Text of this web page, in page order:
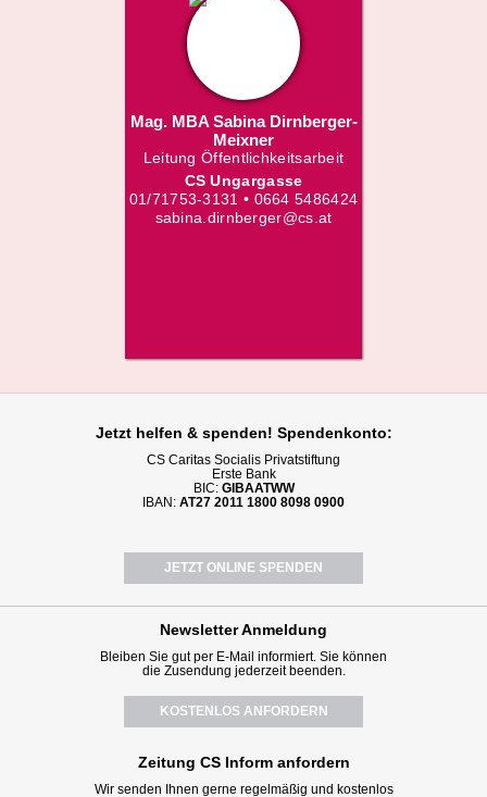
Mag. MBA Sabina Dirnberger-
Meixner
Leitung Öffentlichkeitsarbeit
CS Ungargasse
01/71753-3131 • 0664 5486424
sabina.dirnberger@cs.at
Jetzt helfen & spenden! Spendenkonto:
CS Caritas Socialis Privatstiftung
Erste Bank
BIC: GIBAATWW
IBAN: AT27 2011 1800 8098 0900
JETZT ONLINE SPENDEN
NewsletterAnmeldung
Bleiben Sie gut per E-Mail informiert. Sie können
die Zusendung jederzeit beenden.
KOSTENLOS ANFORDERN
Zeitung CS Inform anfordern
Wir senden Ihnen gerne regelmäßig und kostenlos